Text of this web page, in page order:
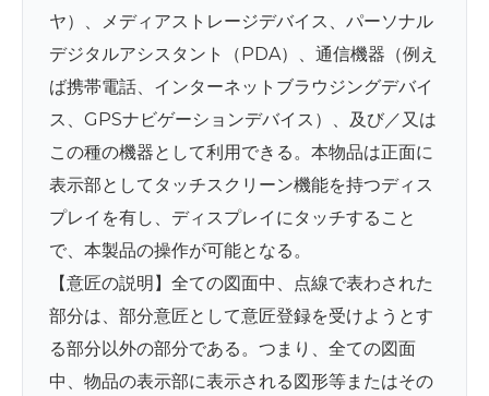
ヤ）、メディアストレージデバイス、パーソナル
デジタルアシスタント（PDA）、通信機器（例え
ば携帯電話、インターネットブラウジングデバイ
ス、GPSナビゲーションデバイス）、及び／又は
この種の機器として利用できる。本物品は正面に
表示部としてタッチスクリーン機能を持つディス
プレイを有し、ディスプレイにタッチすること
で、本製品の操作が可能となる。
【意匠の説明】全ての図面中、点線で表わされた
部分は、部分意匠として意匠登録を受けようとす
る部分以外の部分である。つまり、全ての図面
中、物品の表示部に表示される図形等またはその